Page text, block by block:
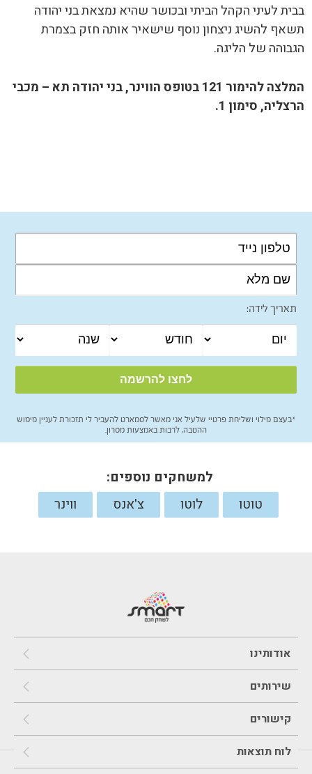
בבית לעיני הקהל הביתי ובכושר שהיא נמצאת בני יהודה
תשאף להשיג ניצחון נוסף שישאיר אותה חזק בצמרת
הגבוהה של הליגה.
המלצה להימור 121 בטופס הווינר, בני יהודה תא – מכבי
הרצליה, סימון 1.
תאריך לידה:
*בעצם מילוי ושליחת פרטיי שלעיל אני מאשר לסמארט להעביר לי תזכורת לעניין מימוש
ההטבה, לרבות באמצעות מסרון.
למשחקים נוספים:
טוטו
לוטו צ'אנס ווינר
אודותינו
שירותים
קישורים
לוח תוצאות